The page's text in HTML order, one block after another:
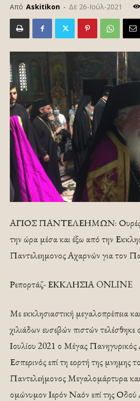
Από Askitikon - Δε 26-Ιούλ-2021
ΑΓΙΟΣ ΠΑΝΤΕΛΕΗΜΩΝ: Ουρές
την ώρα μέσα και έξω από την
Παντελεημονος Αχαρνών για τον
Ρεπορτάζ- ΕΚΚΛΗΣΙΑ ONLINE
Με εκκλησιαστική μεγαλοπρέπεια
χιλιάδων ευσεβών πιστών
Ιουλίου 2021 ο Μέγας Πανηγυρικός
Εσπερινός επί τη εορτή της μνημης
Παντελεήμονος Μεγαλομάρτυρα και
ομώνυμον Ιερόν Ναόν επί της